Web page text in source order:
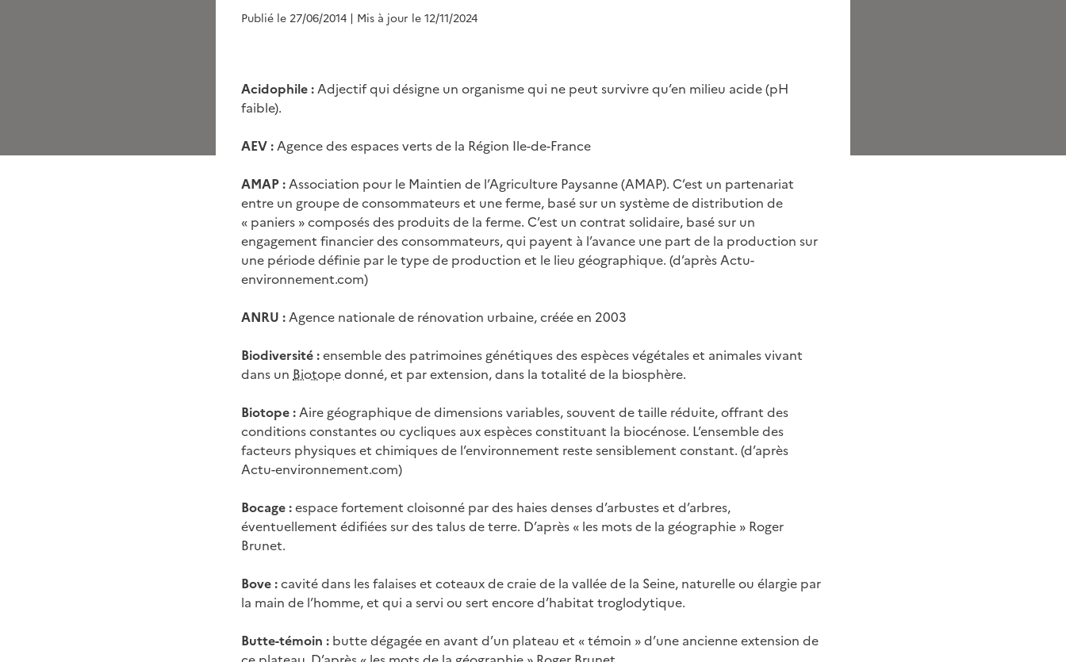
Publié le 27/06/2014 | Mis à jour le 12/11/2024
Acidophile :Adjectif qui désigne un organisme qui ne peut survivre qu’en milieu acide (pH
faible).
AEV :Agence des espaces verts de la Région Ile-de-France
AMAP :Association pour le Maintien de l’Agriculture Paysanne (AMAP). C’est un partenariat
entre un groupe de consommateurs et une ferme, basé sur un système de distribution de
« paniers » composés des produits de la ferme. C’est un contrat solidaire, basé sur un
engagement financier des consommateurs, qui payent à l’avance une part de la production sur
une période définie par le type de production et le lieu géographique. (d’après Actu-
environnement.com)
ANRU :Agence nationale de rénovation urbaine, créée en 2003
Biodiversité :ensemble des patrimoines génétiques des espèces végétales et animales vivant
dans un Biotopedonné, et par extension, dans la totalité de la biosphère.
Biotope :Aire géographique de dimensions variables, souvent de taille réduite, offrant des
conditions constantes ou cycliques aux espèces constituant la biocénose. L’ensemble des
facteurs physiques et chimiques de l’environnement reste sensiblement constant. (d’après
Actu-environnement.com)
Bocage :espace fortement cloisonné par des haies denses d’arbustes et d’arbres,
éventuellement édifiées sur des talus de terre. D’après « les mots de la géographie » Roger
Brunet.
Bove :cavité dans les falaises et coteaux de craie de la vallée de la Seine, naturelle ou élargie par
la main de l’homme, et qui a servi ou sert encore d’habitat troglodytique.
Butte-témoin : butte dégagée en avant d’un plateau et « témoin » d’une ancienne extension de